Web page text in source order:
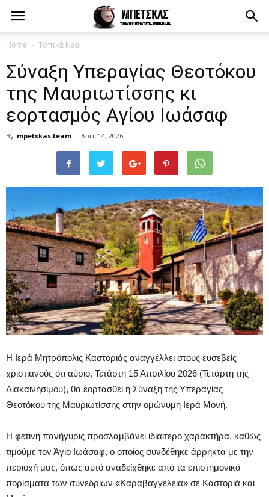
Home Τοπικά Νέα
Σύναξη Υπεραγίας Θεοτόκου
της Μαυριωτίσσης κι
εορτασμός Αγίου Ιωάσαφ
By mpetskas team - April 14, 2026
Η Ιερά Μητρόπολις Καστοριάς αναγγέλλει στους ευσεβείς
χριστιανούς ότι αύριο, Τετάρτη 15 Απριλίου 2026 (Τετάρτη της
Διακαινησίμου), θα εορτασθεί η Σύναξη της Υπεραγίας
Θεοτόκου της Μαυριωτίσσης στην ομώνυμη Ιερά Μονή.
Η φετινή πανήγυρις προσλαμβάνει ιδιαίτερο χαρακτήρα, καθώς
τιμούμε τον Άγιο Ιωάσαφ, ο οποίος συνδέθηκε άρρηκτα με την
περιοχή μας, όπως αυτό αναδείχθηκε από τα επιστημονικά
πορίσματα των συνεδρίων «Καραβαγγέλεια» σε Καστοριά και